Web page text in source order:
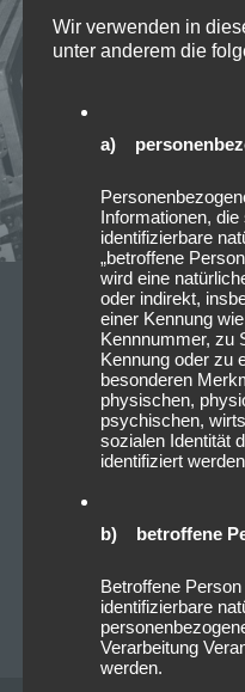
10/03/2026
Fighters –
2026
machen dabei auch mit
Station auf
CHRISTOPHER FOLLRICH
Wir verwenden in
unter anderem die
a)
Informationen,
identifizierbare
„betroffene
wird eine
oder indirekt,
einer Kennung
Kennnummer, zu
Kennung oder zu
besonderen
physischen,
psychischen,
sozialen Identität
identifiziert
b) betroffene
Betroffene
identifizierbare
Verarbeitung
werden.